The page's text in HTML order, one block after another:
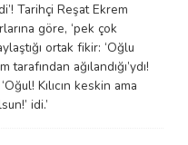
Tarihçi Reşat Ekrem
göre, ‘pek çok
ortak fikir: ‘Oğlu
tarafından ağılandığı’ydı!
Kılıcın keskin ama
idi.’